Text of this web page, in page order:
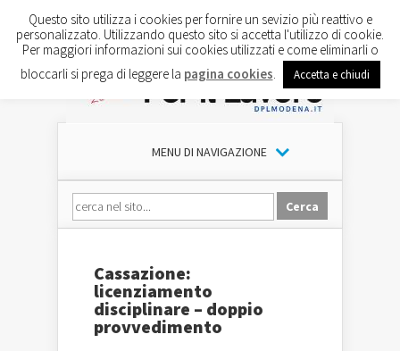
MENU DI NAVIGAZIONE
Cassazione:
licenziamento
disciplinare – doppio
provvedimento
Questo sito utilizza i cookies per fornire un sevizio più reattivo e
personalizzato. Utilizzando questo sito si accetta l'utilizzo di cookie.
Per maggiori informazioni sui cookies utilizzati e come eliminarli o
bloccarli si prega di leggere la pagina cookies Accetta e chiudi